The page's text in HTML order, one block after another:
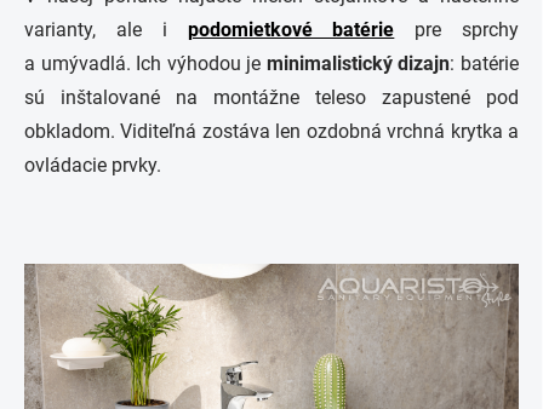
varianty, ale i podomietkové batérie
pre sprchy
a umývadlá. Ich výhodou je minimalistický dizajn: batérie
sú inštalované na montážne teleso zapustené pod
obkladom. Viditeľná zostáva len ozdobná vrchná krytka a
ovládacie prvky.